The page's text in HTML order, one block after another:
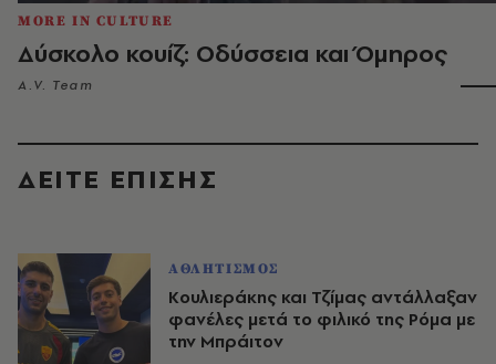
MORE IN CULTURE
Δύσκολο κουίζ: Οδύσσεια και Όμηρος
A.V. Team
ΔΕΙΤΕ ΕΠΙΣΗΣ
ΑΘΛΗΤΙΣΜΟΣ
Κουλιεράκης και Τζίμας αντάλλαξαν
φανέλες μετά το φιλικό της Ρόμα με
την Μπράιτον